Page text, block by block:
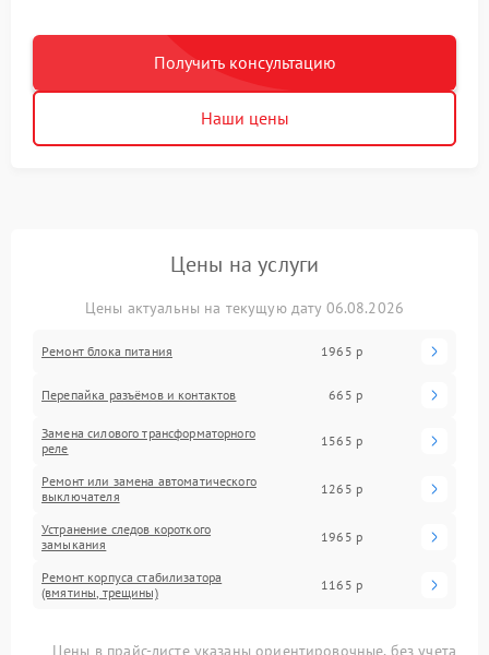
Получить консультацию
Наши цены
Цены на услуги
Цены актуальны на текущую дату 06.08.2026
Ремонт блока питания 1965 р
Перепайка разъёмов и контактов 665 р
Замена силового трансформаторного
реле
1565 р
Ремонт или замена автоматического
выключателя
1265 р
Устранение следов короткого
замыкания
1965 р
Ремонт корпуса стабилизатора
(вмятины, трещины)
1165 р
Цены в прайс-листе указаны ориентировочные, без учета